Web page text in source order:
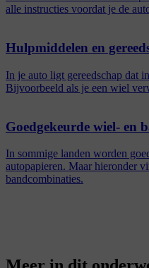
alle instructies voordat je de
Hulpmiddelen en
In je auto ligt gereedschap dat
Bijvoorbeeld als je een wiel
Goedgekeurde wiel- en
In sommige landen worden
autopapieren. Maar hieronder
bandcombinaties.